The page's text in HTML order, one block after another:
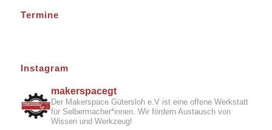
Termine
Instagram
makerspacegt
Der Makerspace Gütersloh e.V ist eine offene Werkstatt
für Selbermacher*innen. Wir fördern Austausch von
Wissen und Werkzeug!